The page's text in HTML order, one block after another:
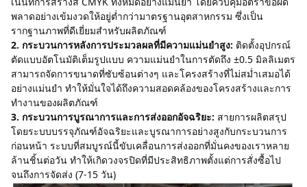
พลาดอย่างเข้มงวดให้อยู่ต่ำกว่ามาตรฐานอุตสาหกรรม ซึ่งเป็น
รากฐานภาพที่ดีเยี่ยมสำหรับผลิตภัณฑ์
2. กระบวนการหลังการประมวลผลที่มีความแม่นยำสูง: ติดตั้งอุปกรณ์
ตัดแบบอัตโนมัติเต็มรูปแบบ ความแม่นยำในการตัดถึง ±0.5 มิลลิเมตร
สามารถจัดการขนาดที่ซับซ้อนต่างๆ และโครงสร้างที่ไม่สม่ำเสมอได้
อย่างแม่นยำ ทำให้มั่นใจได้ถึงความสอดคล้องของโครงสร้างและการ
ทำงานของผลิตภัณฑ์
3. กระบวนการบูรณาการและการส่งออกอัจฉริยะ: สายการผลิตสรุป
โดยระบบบรรจุภัณฑ์อัจฉริยะและบูรณาการอย่างสูงกับกระบวนการ
ก่อนหน้า ระบบที่สมบูรณ์นี้ขับเคลื่อนการส่งออกที่มั่นคงของเราหลาย
ล้านชิ้นต่อวัน ทำให้เกิดวงจรปิดที่มีประสิทธิภาพตั้งแต่การสั่งซื้อไป
จนถึงการจัดส่ง (7-15 วัน)